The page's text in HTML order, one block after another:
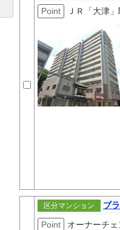
Point
ＪＲ「大津
区分マンション
ブ
Point
オーナーチ